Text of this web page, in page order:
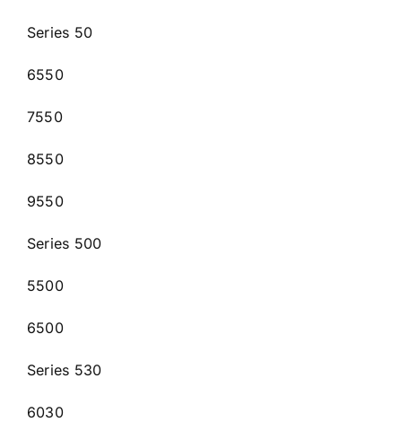
Series 50
6550
7550
8550
9550
Series 500
5500
6500
Series 530
6030